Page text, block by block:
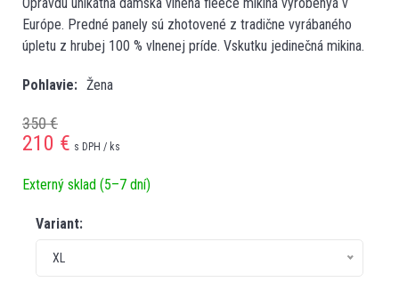
Európe. Predné panely sú zhotovené z tradične vyrábaného
úpletu z hrubej 100 % vlnenej príde. Vskutku jedinečná mikina.
Pohlavie Žena
350 €
210 € s DPH / ks
Externý sklad (5–7 dní)
Variant:
XL